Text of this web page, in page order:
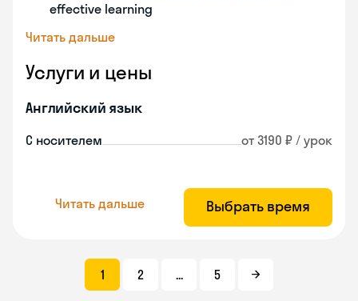
effective learning
Читать дальше
Услуги и цены
Английский язык
С носителем от 3190 ₽ / урок
Читать дальше Выбрать время
1 2 ... 5